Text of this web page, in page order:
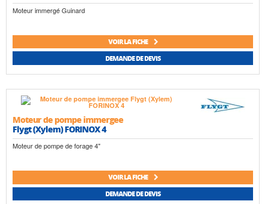
Moteur immergé Guinard
VOIR LA FICHE
DEMANDE DE DEVIS
Moteur de pompe immergee
Flygt (Xylem) FORINOX 4
Moteur de pompe de forage 4"
VOIR LA FICHE
DEMANDE DE DEVIS